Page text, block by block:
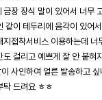
금장 장식 말이 있어서 너무
같이 테두리에 음각이 있어
지접착서비스 이용하는데 너
도 걸리고 예쁘게 잘 안 붙혀
사인하여 얼른 발송하고 싶
탁 드려요 ㅎㅎ